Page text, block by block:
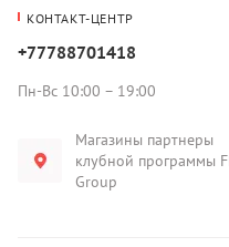
КОНТАКТ-ЦЕНТР
+77788701418
Пн-Вс 10:00 – 19:00
Магазины партнеры
клубной программы
Group